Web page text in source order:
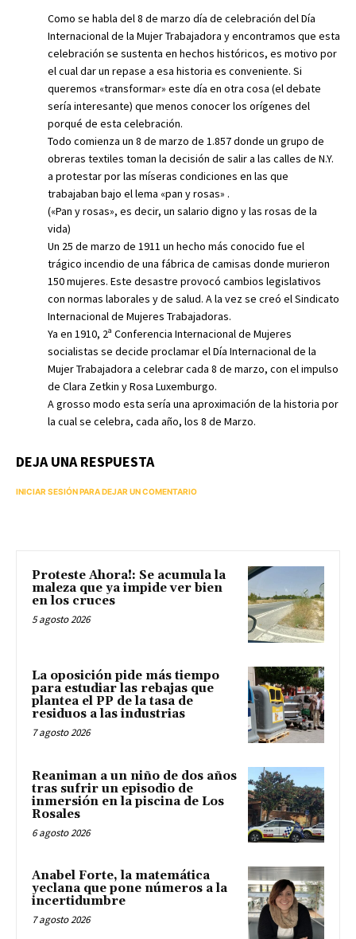
Como se habla del 8 de marzo día de celebración del Día
Internacional de la Mujer Trabajadora y encontramos que esta
celebración se sustenta en hechos históricos, es motivo por
el cual dar un repase a esa historia es conveniente. Si
queremos «transformar» este día en otra cosa (el debate
sería interesante) que menos conocer los orígenes del
porqué de esta celebración.
Todo comienza un 8 de marzo de 1.857 donde un grupo de
obreras textiles toman la decisión de salir a las calles de N.Y.
a protestar por las míseras condiciones en las que
trabajaban bajo el lema «pan y rosas» .
(«Pan y rosas», es decir, un salario digno y las rosas de la
vida)
Un 25 de marzo de 1911 un hecho más conocido fue el
trágico incendio de una fábrica de camisas donde murieron
150 mujeres. Este desastre provocó cambios legislativos
con normas laborales y de salud. A la vez se creó el Sindicato
Internacional de Mujeres Trabajadoras.
Ya en 1910, 2ª Conferencia Internacional de Mujeres
socialistas se decide proclamar el Día Internacional de la
Mujer Trabajadora a celebrar cada 8 de marzo, con el impulso
de Clara Zetkin y Rosa Luxemburgo.
A grosso modo esta sería una aproximación de la historia por
la cual se celebra, cada año, los 8 de Marzo.
DEJA UNA RESPUESTA
INICIAR SESIÓN PARA DEJAR UN COMENTARIO
Proteste Ahora!: Se acumula la
maleza que ya impide ver bien
en los cruces
5 agosto 2026
La oposición pide más tiempo
para estudiar las rebajas que
plantea el PP de la tasa de
residuos a las industrias
7 agosto 2026
Reaniman a un niño de dos años
tras sufrir un episodio de
inmersión en la piscina de Los
Rosales
6 agosto 2026
Anabel Forte, la matemática
yeclana que pone números a la
incertidumbre
7 agosto 2026